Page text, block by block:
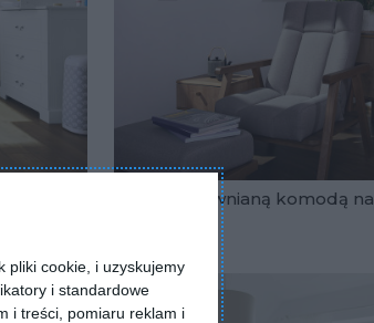
pliki cookie, i uzyskujemy
i standardowe
i treści, pomiaru reklam i
Dodaj do ulubionych
Salon z drewnianą komodą na